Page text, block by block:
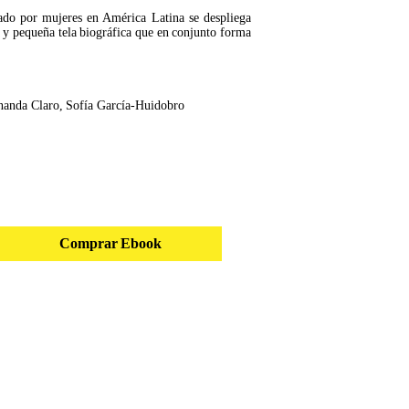
por mujeres en América Latina se despliega
pequeña tela biográfica que en conjunto forma
Claro, Sofía García-Huidobro
Comprar Ebook